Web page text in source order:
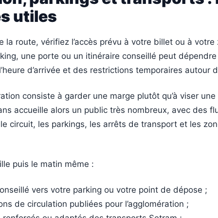
utiles
la route, vérifiez l’accès prévu à votre billet ou à votre
une porte ou un itinéraire conseillé peut
d’arrivée et des restrictions temporaires autour
consiste à garder une marge plutôt qu’à viser
accueille alors un public très nombreux, avec des
circuit, les parkings, les arrêts de transport et les
puis le matin même :
vers votre parking ou votre point de dépose ;
de circulation publiées pour l’agglomération ;